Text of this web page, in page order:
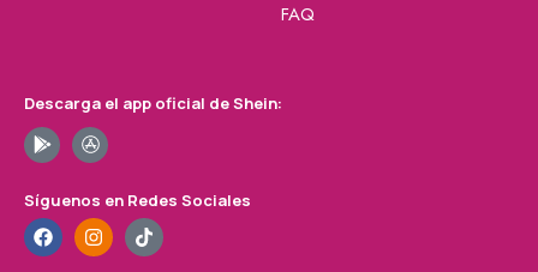
FAQ
Descarga el app oficial de Shein:
Síguenos en Redes Sociales